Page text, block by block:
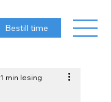
Bestill time
1 min lesing